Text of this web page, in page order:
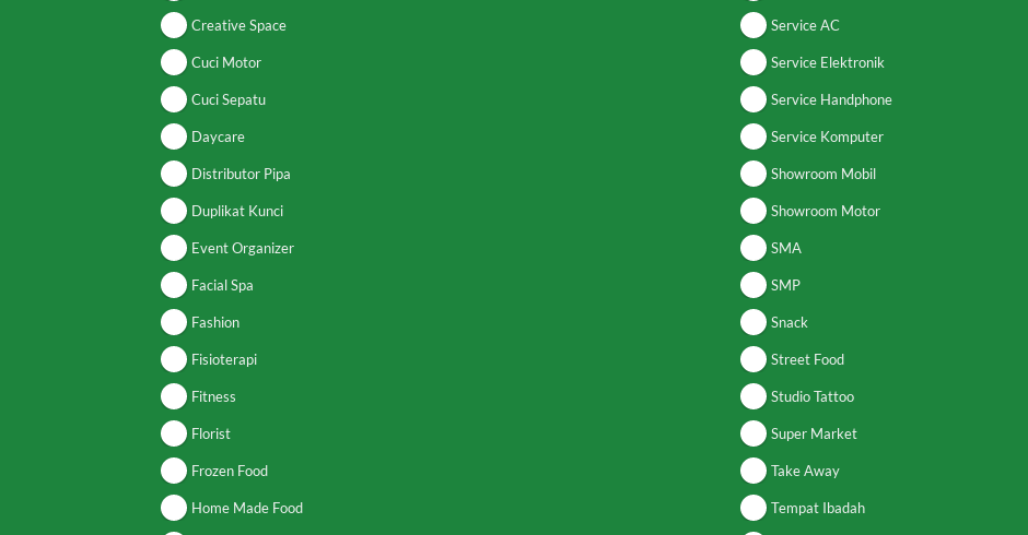
Creative Space
Cuci Motor
Cuci Sepatu
Daycare
Distributor Pipa
Duplikat Kunci
Event Organizer
Facial Spa
Fashion
Fisioterapi
Fitness
Florist
Frozen Food
Home Made Food
Service AC
Service Elektronik
Service Handphone
Service Komputer
Showroom Mobil
Showroom Motor
SMA
SMP
Snack
Street Food
Studio Tattoo
Super Market
Take Away
Tempat Ibadah